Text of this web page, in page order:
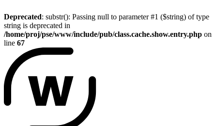
Deprecated: substr(): Passing null to parameter #1 ($string) of type
string is deprecated in
/home/proj/pse/www/include/pub/class.cache.show.entry.php on
line 67